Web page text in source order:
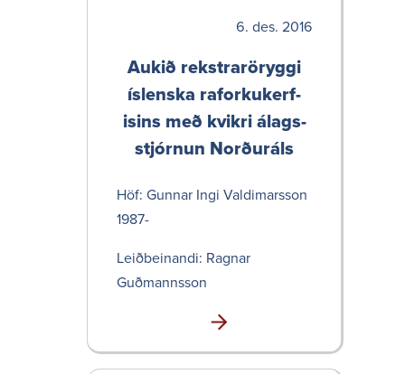
des. 2016
Aukið rekstr­arör­yggi
íslenska raforku­kerf­
isins með kvikri álags­
stjórnun Norð­uráls
Höf: Gunnar Ingi Valdi­marsson
1987-
Leið­bein­andi: Ragnar
Guðmannsson